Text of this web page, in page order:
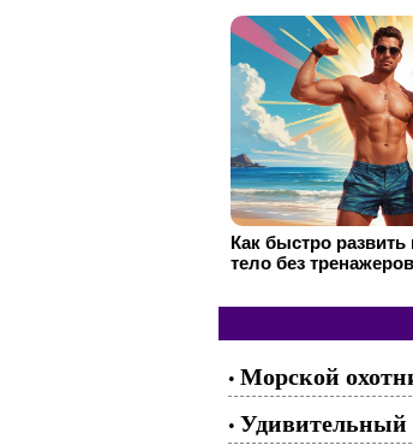
Как быстро
тело без
• Морской
• Удивительный